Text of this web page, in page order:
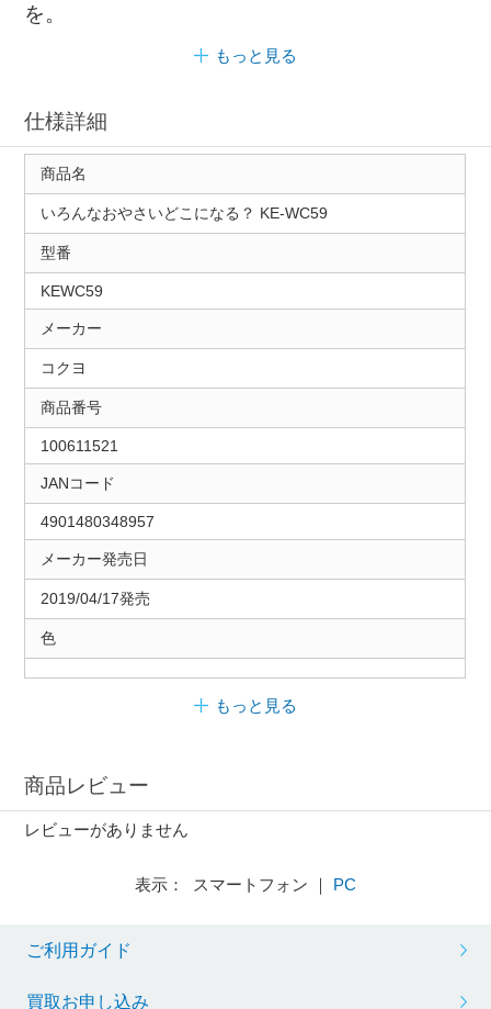
を。
もっと見る
仕様詳細
商品名
いろんなおやさいどこになる？ KE-WC59
型番
KEWC59
メーカー
コクヨ
商品番号
100611521
JANコード
4901480348957
メーカー発売日
2019/04/17発売
色
もっと見る
商品レビュー
レビューがありません
表示： スマートフォン ｜ PC
ご利用ガイド
買取お申し込み